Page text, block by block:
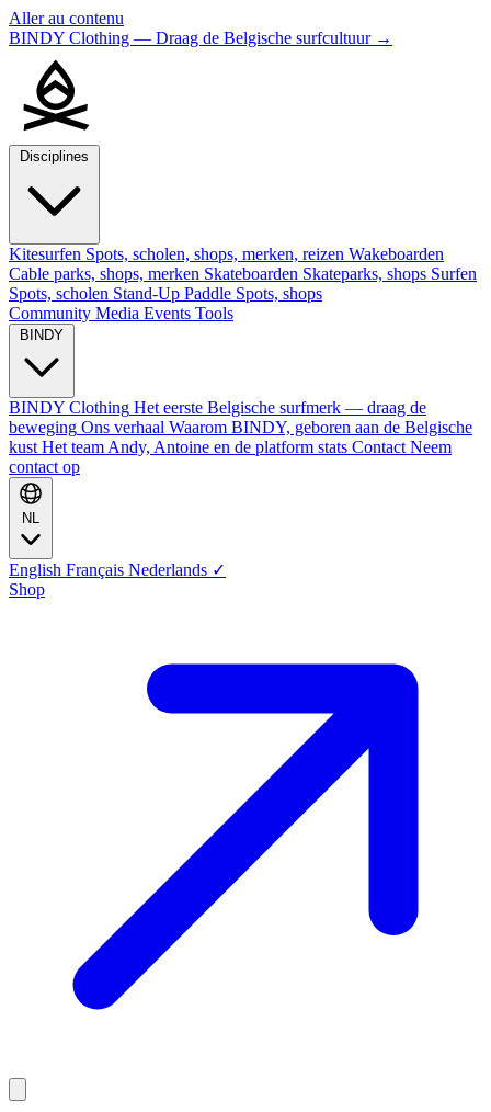
Aller au contenu
BINDY Clothing — Draag de Belgische surfcultuur →
Kitesurfen Spots, scholen, shops, merken, reizen Wakeboarden
Cable parks, shops, merken Skateboarden Skateparks, shops Surfen
Spots, scholen Stand-Up Paddle Spots, shops
Community Media Events Tools
BINDY Clothing Het eerste Belgische surfmerk — draag de
beweging Ons verhaal Waarom BINDY, geboren aan de Belgische
kust Het team Andy, Antoine en de platform stats Contact Neem
contact op
English Français Nederlands ✓
Shop